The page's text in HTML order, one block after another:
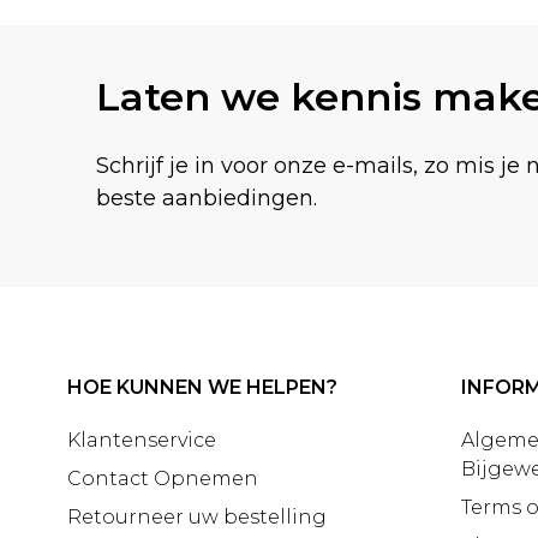
Laten we kennis
Schrijf je in voor onze e-mails, zo mis je
beste aanbiedingen.
HOE KUNNEN WE HELPEN?
Klantenservice
Contact Opnemen
Retourneer uw bestelling
Terms